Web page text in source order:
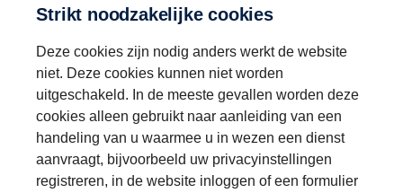
Strikt noodzakelijke cookies
Deze cookies zijn nodig anders werkt de website
niet. Deze cookies kunnen niet worden
uitgeschakeld. In de meeste gevallen worden deze
cookies alleen gebruikt naar aanleiding van een
handeling van u waarmee u in wezen een dienst
aanvraagt, bijvoorbeeld uw privacyinstellingen
registreren, in de website inloggen of een formulier